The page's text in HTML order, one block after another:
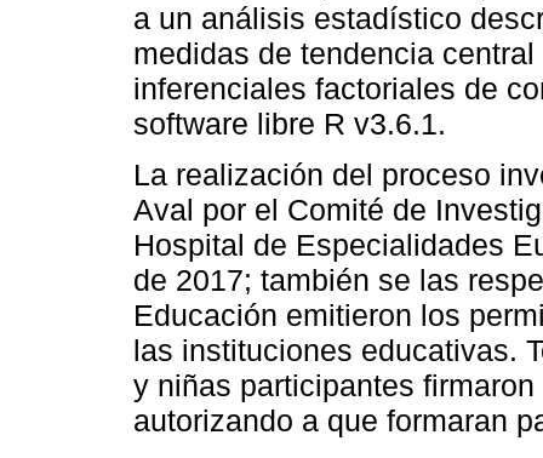
a un análisis estadístico
medidas de tendencia
inferenciales factoriales de
software libre R v3.6.1.
La realización del proceso
Aval por el Comité de
Hospital de Especialidades
de 2017; también se las
Educación emitieron los
las instituciones educativas.
y niñas participantes
autorizando a que formaran